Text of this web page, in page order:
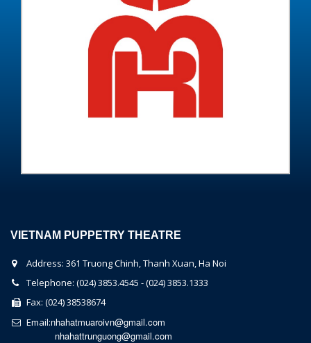
VIETNAM PUPPETRY THEATRE
Address: 361 Truong Chinh, Thanh Xuan, Ha Noi
Telephone: (024) 3853.4545 - (024) 3853.1333
Fax: (024) 38538674
Email:nhahatmuaroivn@gmail.com
nhahattrunguong@gmail.com